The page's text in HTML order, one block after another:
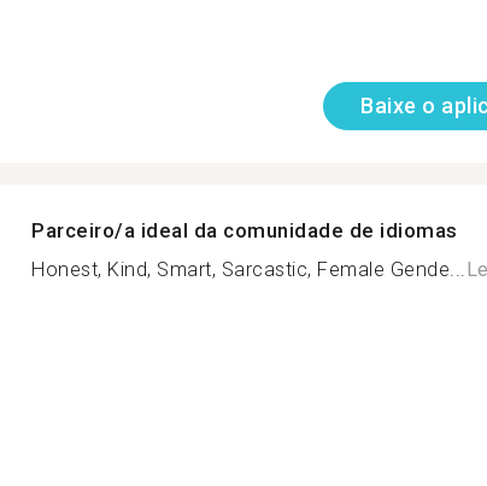
Baixe o
Parceiro/a ideal da comunidade de idiomas
Honest, Kind, Smart, Sarcastic, Female Gende...